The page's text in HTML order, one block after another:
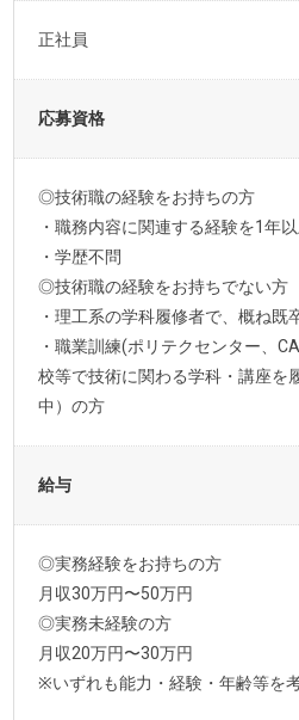
正社員
応募資格
◎技術職の経験をお持ちの方
・職務内容に関連する経験を1年
・学歴不問
◎技術職の経験をお持ちでない方
・理工系の学科履修者で、概ね既
・職業訓練(ポリテクセンター、
校等で技術に関わる学科・講座を
中）の方
給与
◎実務経験をお持ちの方
月収30万円〜50万円
◎実務未経験の方
月収20万円〜30万円
※いずれも能力・経験・年齢等を